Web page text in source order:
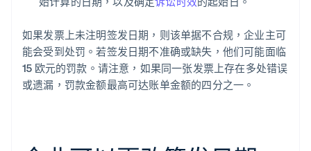
如果发票上未注明签发日期，则该单据不合规，企业主可
能会受到处罚。若签发日期不准确或缺失，他们可能面临
15 欧元的罚款。请注意，如果同一张发票上存在多处错误
或遗漏，罚款金额最高可达账单金额的四分之一。